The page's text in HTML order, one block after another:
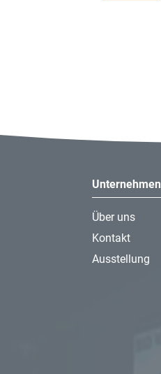
Unternehmen
Über uns
Kontakt
Ausstellung